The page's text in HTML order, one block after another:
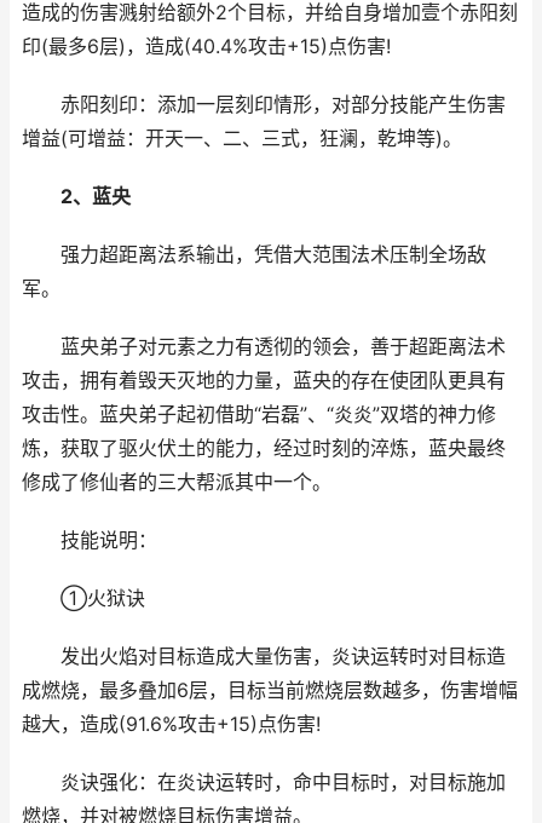
造成的伤害溅射给额外2个目标，并给自身增加壹个赤阳刻
印(最多6层)，造成(40.4%攻击+15)点伤害!
赤阳刻印：添加一层刻印情形，对部分技能产生伤害
增益(可增益：开天一、二、三式，狂澜，乾坤等)。
2、蓝央
强力超距离法系输出，凭借大范围法术压制全场敌
军。
蓝央弟子对元素之力有透彻的领会，善于超距离法术
攻击，拥有着毁天灭地的力量，蓝央的存在使团队更具有
攻击性。蓝央弟子起初借助“岩磊”、“炎炎”双塔的神力修
炼，获取了驱火伏土的能力，经过时刻的淬炼，蓝央最终
修成了修仙者的三大帮派其中一个。
技能说明：
①火狱诀
发出火焰对目标造成大量伤害，炎诀运转时对目标造
成燃烧，最多叠加6层，目标当前燃烧层数越多，伤害增幅
越大，造成(91.6%攻击+15)点伤害!
炎诀强化：在炎诀运转时，命中目标时，对目标施加
燃烧，并对被燃烧目标伤害增益。